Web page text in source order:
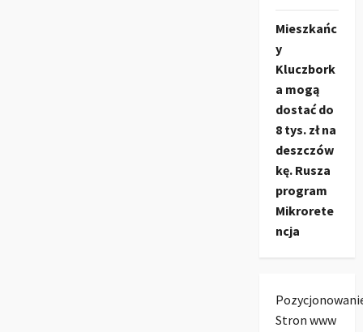
Mieszkańc
y
Kluczbork
a mogą
dostać do
8 tys. zł na
deszczów
kę. Rusza
program
Mikrorete
ncja
Stron www